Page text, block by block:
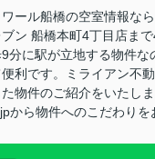
ール船橋の空室情報な
ン 船橋本町4丁目店ま
分に駅が立地する物件な
利です。ミライアン不
物件のご紹介をいたし
から物件へのこだわりを